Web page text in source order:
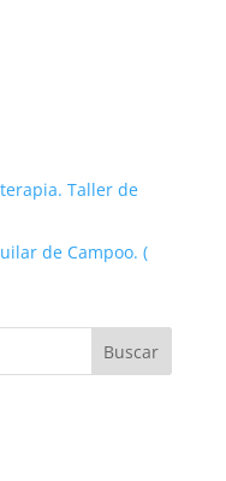
Taller de
de Campoo. (